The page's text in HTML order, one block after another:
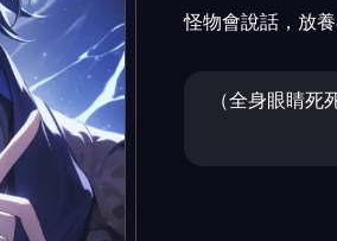
怪物會說話，放
（全身眼睛